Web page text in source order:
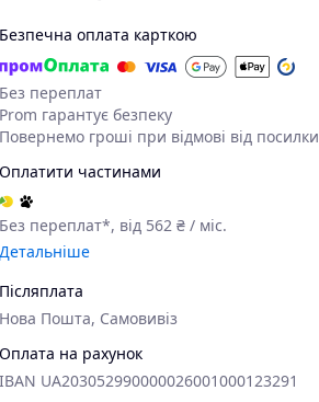
Безпечна оплата карткою
Без переплат
Prom гарантує безпеку
Повернемо гроші при відмові від посилки
Оплатити частинами
Без переплат*, від 562 ₴ / міс.
Детальніше
Післяплата
Нова Пошта, Самовивіз
Оплата на рахунок
IBAN UA203052990000026001000123291